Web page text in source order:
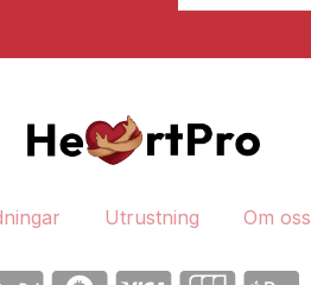
Utrustning Om oss